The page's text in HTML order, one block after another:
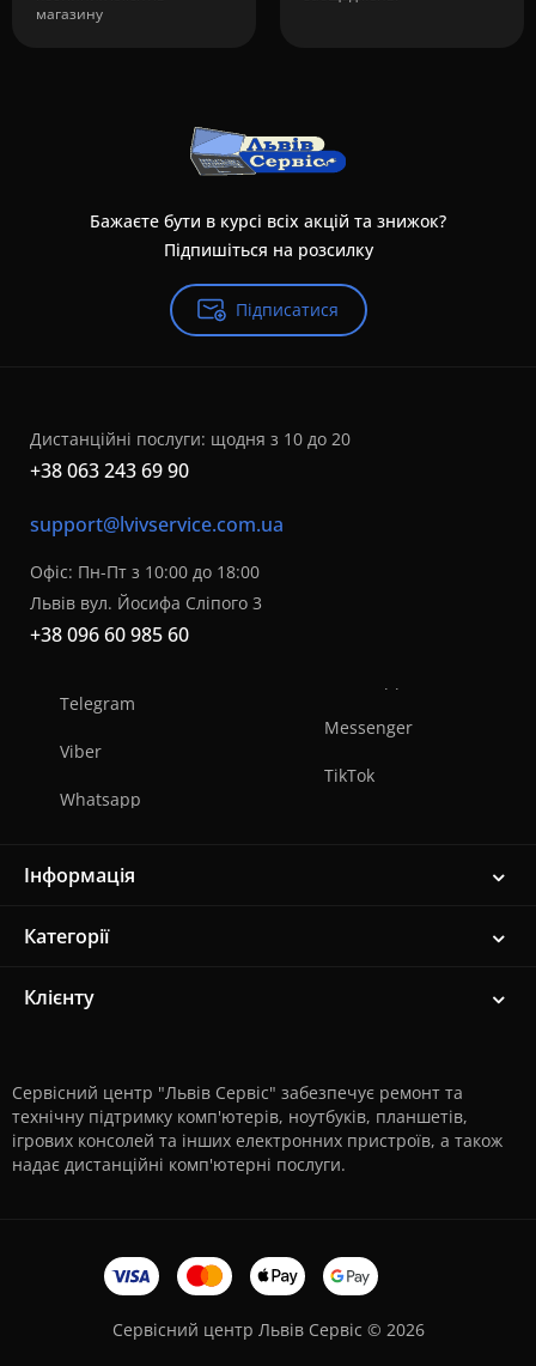
магазину
Бажаєте бути в курсі всіх акцій та знижок?
Підпишіться на розсилку
Підписатися
Дистанційні послуги: щодня з 10 до 20
+38 063 243 69 90
support@lvivservice.com.ua
Офіс: Пн-Пт з 10:00 до 18:00
Львів вул. Йосифа Сліпого 3
+38 096 60 985 60
Telegram
Viber
Whatsapp
Messenger
TikTok
Інформація
Категорії
Клієнту
Сервісний центр "Львів Сервіс" забезпечує ремонт та
технічну підтримку комп'ютерів, ноутбуків, планшетів,
ігрових консолей та інших електронних пристроїв, а також
надає дистанційні комп'ютерні послуги.
Сервісний центр Львів Сервіс © 2026